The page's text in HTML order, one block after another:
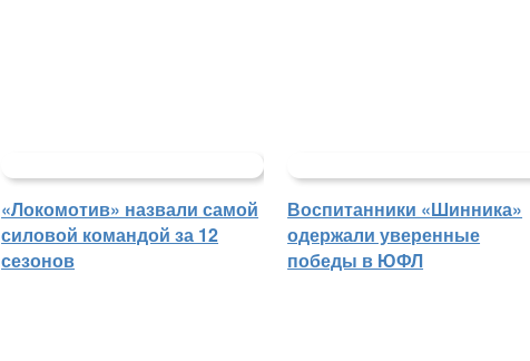
«Локомотив» назвали самой
силовой командой за 12
сезонов
Воспитанники «Шинника»
одержали уверенные
победы в ЮФЛ